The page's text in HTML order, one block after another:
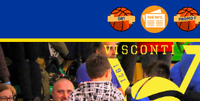
content